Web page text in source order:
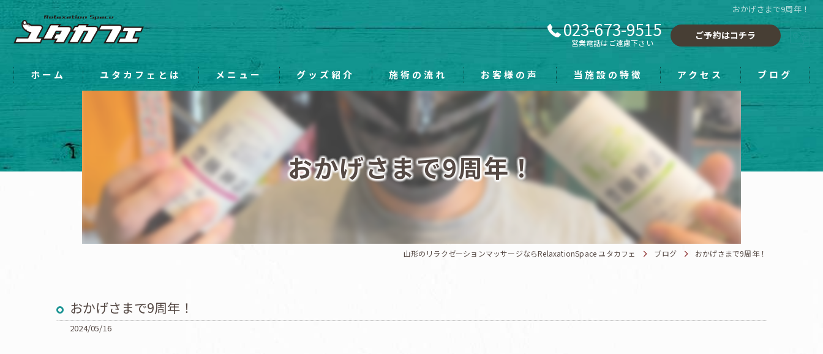
おかげさまで9周年！
023-673-9515
営業電話はご遠慮下さい
ご予約はコチラ
ホーム ユタカフェとは メニュー グッズ紹介 施術の流れ お客様の声 当施設の特徴
フーレセラピー
手もみ
ホワイトニング
アクセス ブログ
おかげさまで9周年！
山形のリラクゼーションマッサージならRelaxationSpace ユタカフェ ブログ おかげさまで9周年！
おかげさまで9周年！
2024/05/16